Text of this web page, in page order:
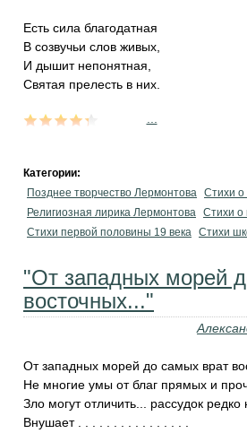
Есть сила благодатная
В созвучьи слов живых,
И дышит непонятная,
Святая прелесть в них.
Категории:
Позднее творчество Лермонтова Стихи о
Религиозная лирика Лермонтова Стихи о
Стихи первой половины 19 века Стихи
"От западных морей
восточных..."
От западных морей до самых врат
Не многие умы от благ прямых и
Зло могут отличить... рассудок редко
Внушает . . . . . . . . . . . . . . . .